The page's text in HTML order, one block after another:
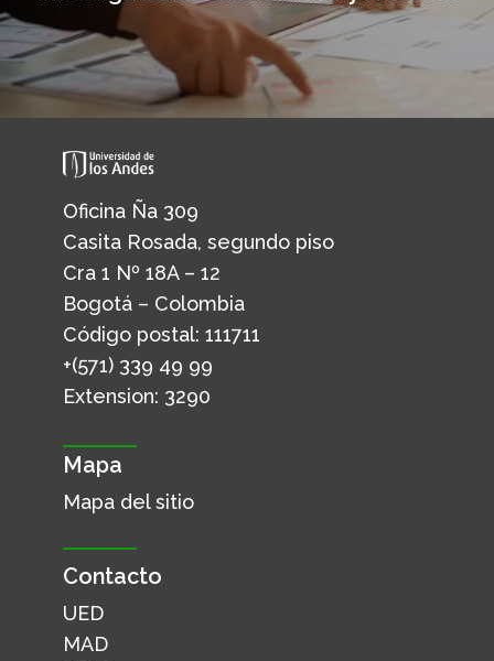
Oficina Ña 309
Casita Rosada, segundo piso
Cra 1 Nº 18A – 12
Bogotá – Colombia
Código postal: 111711
+(571) 339 49 99
Extension: 3290
Mapa
Mapa del sitio
Contacto
UED
MAD